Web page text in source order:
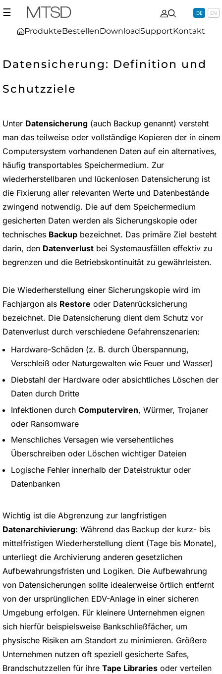
☰
ProdukteBestellenDownloadSupportKontakt
DE EN
Datensicherung: Definition und
Schutzziele
Unter Datensicherung (auch Backup genannt) versteht
man das teilweise oder vollständige Kopieren der in einem
Computersystem vorhandenen Daten auf ein alternatives,
häufig transportables Speichermedium. Zur
wiederherstellbaren und lückenlosen Datensicherung ist
die Fixierung aller relevanten Werte und Datenbestände
zwingend notwendig. Die auf dem Speichermedium
gesicherten Daten werden als Sicherungskopie oder
technisches Backup bezeichnet. Das primäre Ziel besteht
darin, den Datenverlust bei Systemausfällen effektiv zu
begrenzen und die Betriebskontinuität zu gewährleisten.
Die Wiederherstellung einer Sicherungskopie wird im
Fachjargon als Restore oder Datenrücksicherung
bezeichnet. Die Datensicherung dient dem Schutz vor
Datenverlust durch verschiedene Gefahrenszenarien:
Hardware-Schäden (z. B. durch Überspannung,
Verschleiß oder Naturgewalten wie Feuer und Wasser)
Diebstahl der Hardware oder absichtliches Löschen der
Daten durch Dritte
Infektionen durch Computerviren, Würmer, Trojaner
oder Ransomware
Menschliches Versagen wie versehentliches
Überschreiben oder Löschen wichtiger Dateien
Logische Fehler innerhalb der Dateistruktur oder
Datenbanken
Wichtig ist die Abgrenzung zur langfristigen
Datenarchivierung: Während das Backup der kurz- bis
mittelfristigen Wiederherstellung dient (Tage bis Monate),
unterliegt die Archivierung anderen gesetzlichen
Aufbewahrungsfristen und Logiken. Die Aufbewahrung
von Datensicherungen sollte idealerweise örtlich entfernt
von der ursprünglichen EDV-Anlage in einer sicheren
Umgebung erfolgen. Für kleinere Unternehmen eignen
sich hierfür beispielsweise Bankschließfächer, um
physische Risiken am Standort zu minimieren. Größere
Unternehmen nutzen oft speziell gesicherte Safes,
Brandschutzzellen für ihre Tape Libraries oder verteilen